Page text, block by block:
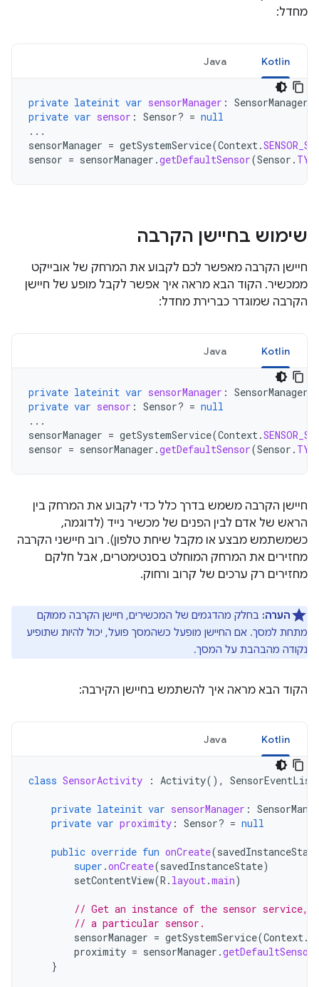
מחדל:
Kotlin
Java
private lateinit var sensorManager : SensorManager
private var sensor : Sensor? = null
...
sensorManager = getSystemService(Context.
sensor = sensorManager .getDefaultSensor(Sensor .
שימוש בחיישן הקרבה
חיישן הקרבה מאפשר לכם לקבוע את המרחק של אובייקט
ממכשיר. הקוד הבא מראה איך אפשר לקבל מופע של חיישן
הקרבה שמוגדר כברירת מחדל:
Kotlin
Java
private lateinit var sensorManager : SensorManager
private var sensor : Sensor? = null
...
sensorManager = getSystemService(Context.
sensor = sensorManager .getDefaultSensor(Sensor .
חיישן הקרבה משמש בדרך כלל כדי לקבוע את המרחק בין
הראש של אדם לבין הפנים של מכשיר נייד (לדוגמה,
כשמשתמש מבצע או מקבל שיחת טלפון). רוב חיישני הקרבה
מחזירים את המרחק המוחלט בסנטימטרים, אבל חלקם
מחזירים רק ערכים של קרוב ורחוק.
הערה: בחלק מהדגמים של המכשירים, חיישן הקרבה ממוקם
מתחת למסך. אם החיישן מופעל כשהמסך פועל, יכול להיות שתופיע
נקודה מהבהבת על המסך.
הקוד הבא מראה איך להשתמש בחיישן הקירבה:
Kotlin
Java
class SensorActivity : Activity(),
private lateinit var sensorManager :
private var proximity : Sensor? = null
public override fun onCreate(savedInstanceState
super .onCreate(savedInstanceState)
setContentView(R . layout.main)
// Get an instance of the sensor service,
// a particular sensor.
sensorManager = getSystemService(Context.
proximity = sensorManager .getDefaultSensor
}